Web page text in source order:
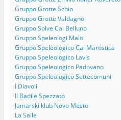
Gruppo Grotte Schio
Gruppo Grotte Valdagno
Gruppo Solve Cai Belluno
Gruppo Speleologi Malo
Gruppo Speleologico Cai Marostica
Gruppo Speleologico Lavis
Gruppo Speleologico Padovano
Gruppo Speleologico Settecomuni
I Diavoli
Il Badile Spezzato
Jamarski klub Novo Mesto
La Salle